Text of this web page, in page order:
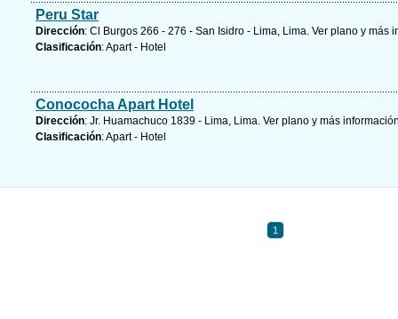
Peru Star
Dirección: Cl Burgos 266 - 276 - San Isidro - Lima, Lima. Ver plano y más
Clasificación: Apart - Hotel
Conococha Apart Hotel
Dirección: Jr. Huamachuco 1839 - Lima, Lima. Ver plano y más
Clasificación: Apart - Hotel
1